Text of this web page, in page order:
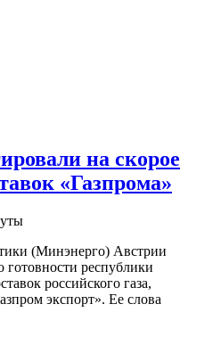
на скорое
«Газпрома»
(Минэнерго) Австрии
готовности республики
российского газа,
экспорт». Ее слова